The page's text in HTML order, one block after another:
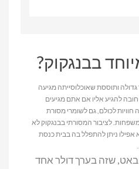
בבנגקוק?
גדולה ותוססת שאוכלוסייתה מגיעה
חובה להגיע אליו אם אתם מגיעים
לכולם, גם לשומרי מסורת
לציבור המסורתי בבנגקוק לא
ניתן להתפלל בה בבית כנסת
שזה בערך דולר אחד